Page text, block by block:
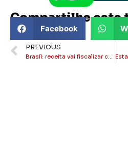
Compartilhe este
Facebook
PREVIOUS
Brasil: receita vai fiscalizar cartão de crédito e pix acima de 5 mil reais